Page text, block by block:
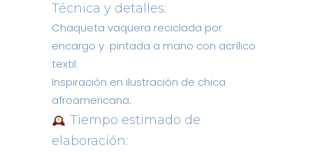
Técnica y detalles:
Chaqueta vaquera reciclada por
encargo y pintada a mano con acrílico
textil.
Inspiración en ilustración de chica
afroamericana.
Tiempo estimado de
elaboración: